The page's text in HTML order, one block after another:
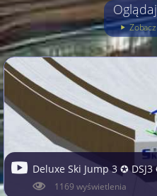
Zobacz
Deluxe Ski Jump 3 ✪
1169 wyświetlenia